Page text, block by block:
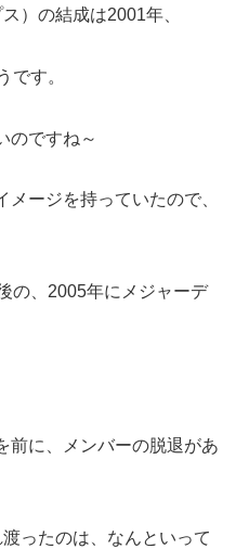
）の結成は2001年、
です。
のですね～
ージを持っていたので、
の、2005年にメジャーデ
前に、メンバーの脱退があ
ったのは、なんといって